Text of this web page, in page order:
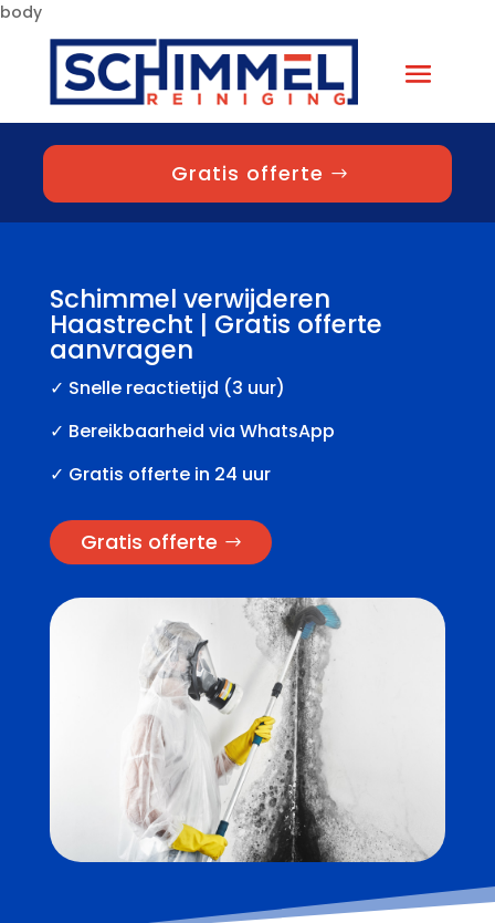
body
Gratis offerte
Schimmel verwijderen
Haastrecht | Gratis offerte
aanvragen
✓ Snelle reactietijd (3 uur)
✓ Bereikbaarheid via WhatsApp
✓ Gratis offerte in 24 uur
Gratis offerte